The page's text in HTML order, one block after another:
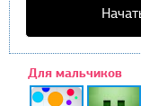
Для мальчиков